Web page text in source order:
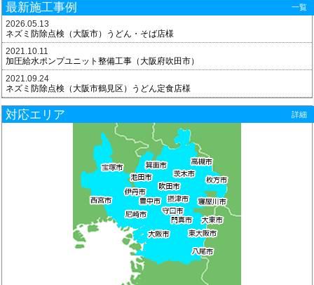
最新施工事例 一覧
2026.05.13
ネズミ防除点検（大阪市）うどん・そば店様
2021.10.11
加圧給水ポンプユニット整備工事（大阪府吹田市）
2021.09.24
ネズミ防除点検（大阪市鶴見区）うどん定食店様
対応エリア 詳細